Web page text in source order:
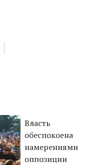
Власть
обеспокоена
намерениями
оппозиции